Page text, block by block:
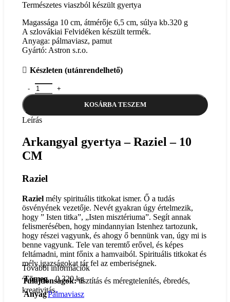
Természetes viaszból készült gyertya
Magassága 10 cm, átmérője 6,5 cm, súlya kb.320 g
A szlovákiai Felvidéken készült termék.
Anyaga: pálmaviasz, pamut
Gyártó: Astron s.r.o.
Készleten (utánrendelhető)
Arkangyal gyertya - Raziel - 10 CM mennyiség
KOSÁRBA TESZEM
Leírás
Arkangyal gyertya – Raziel – 10
CM
Raziel
Raziel mély spirituális titkokat ismer. Ő a tudás
ösvényének vezetője. Nevét gyakran úgy értelmezik,
hogy ” Isten titka”, „Isten misztériuma”. Segít annak
felismerésében, hogy mindannyian Istenhez tartozunk,
hogy részei vagyunk, és ahogy ő bennünk van, úgy mi is
benne vagyunk. Tele van teremtő erővel, és képes
feltámadni, mint főnix a hamvaiból. Spirituális titkokat és
mély igazságokat tár fel az emberiségnek.
Tulajdonságok:tisztítás és méregtelenítés, ébredés,
kreativitás.
További információk
Tömeg
0.320 kg
AnyagPálmaviasz